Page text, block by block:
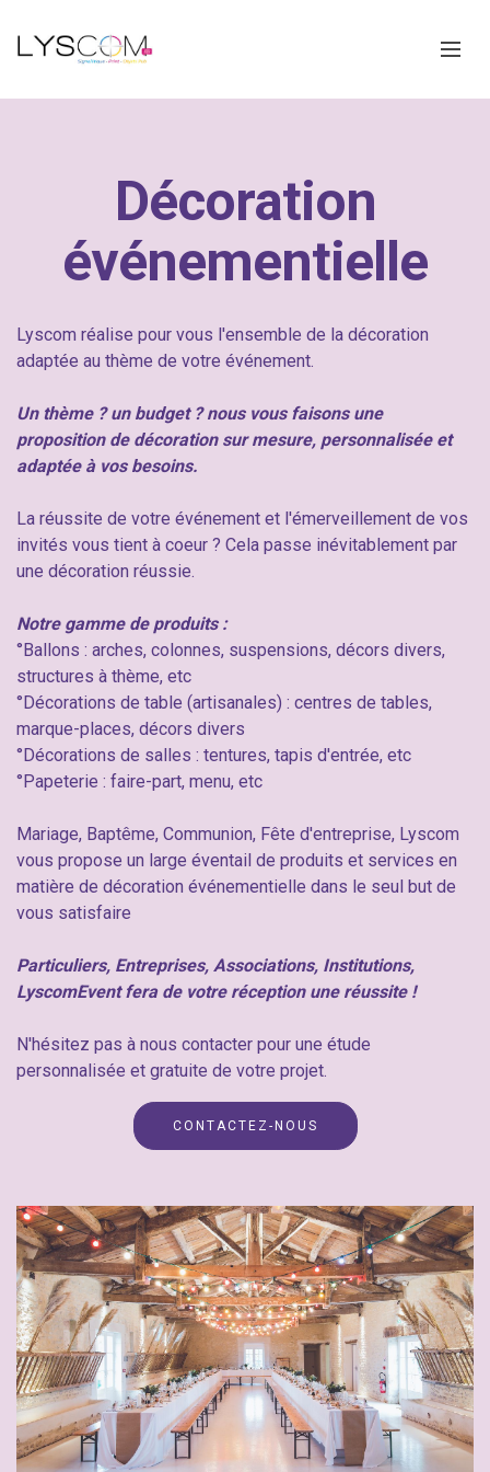
Décoration
événementielle
Lyscom réalise pour vous l'ensemble de la décoration
adaptée au thème de votre événement.
Un thème ? un budget ? nous vous faisons une
proposition de décoration sur mesure, personnalisée et
adaptée à vos besoins.
La réussite de votre événement et l'émerveillement de vos
invités vous tient à coeur ? Cela passe inévitablement par
une décoration réussie.
Notre gamme de produits :
°Ballons : arches, colonnes, suspensions, décors divers,
structures à thème, etc
°Décorations de table (artisanales) : centres de tables,
marque-places, décors divers
°Décorations de salles : tentures, tapis d'entrée, etc
°Papeterie : faire-part, menu, etc
Mariage, Baptême, Communion, Fête d'entreprise, Lyscom
vous propose un large éventail de produits et services en
matière de décoration événementielle dans le seul but de
vous satisfaire
Particuliers, Entreprises, Associations, Institutions,
LyscomEvent fera de votre réception une réussite !
N'hésitez pas à nous contacter pour une étude
personnalisée et gratuite de votre projet.
CONTACTEZ-NOUS